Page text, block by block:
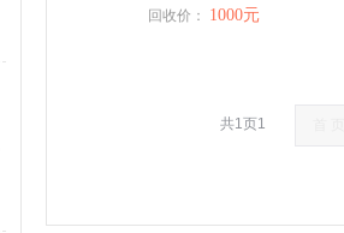
回收价： 1000元
共1页1